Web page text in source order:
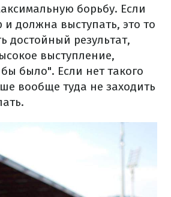
борьбу. Если
и должна выступать, это то
достойный результат,
выступление,
было". Если нет такого
вообще туда не заходить